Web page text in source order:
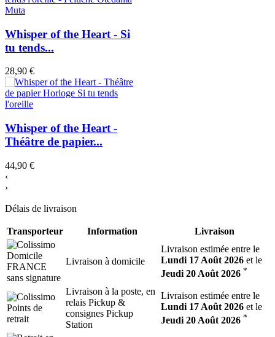
Whisper of the Heart - Si
tu tends...
28,90 €
Whisper of the Heart -
Théâtre de papier...
44,90 €
‹
›
Délais de livraison
Transporteur Information Livraison
Livraison à domicile
Livraison estimée entre le
Lundi 17 Août 2026 et le
Jeudi 20 Août 2026 *
Livraison à la poste, en
relais Pickup &
consignes Pickup
Station
Livraison estimée entre le
Lundi 17 Août 2026 et le
Jeudi 20 Août 2026 *